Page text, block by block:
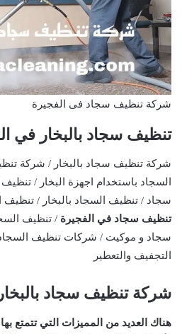
شركة تنظيف سجاد فى الفجيرة
تنظيف سجاد بالبخار في
شركة تنظيف سجاد بالبخار / شركة
السجاد باستخدام اجهزة البخار /
سجاد / تنظيف السجاد بالبخار /
تنظيف سجاد في الفجيرة / تنظيف
سجاد و موكيت / شركات تنظيف
التجفيف والتعطير
شركة تنظيف سجاد
هناك العديد من المميزات التي تتمتع